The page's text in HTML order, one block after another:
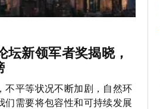
坛新领军者奖揭晓，
不平等状况不断加剧，自然环
们需要将包容性和可持续发展